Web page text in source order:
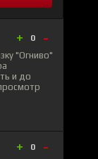
+ 0 -
"Огниво"
и до
+ 0 -